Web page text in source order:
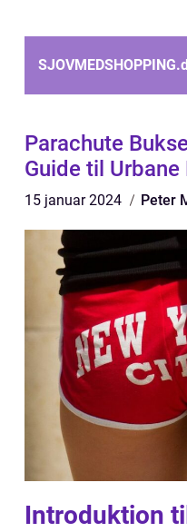
SJOVMEDSHOPPING.
Parachute
Guide til Urbane
15 januar 2024 Peter
Introduktion